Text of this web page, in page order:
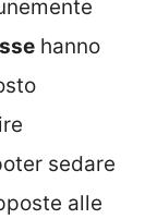
hanno
sedare
alle